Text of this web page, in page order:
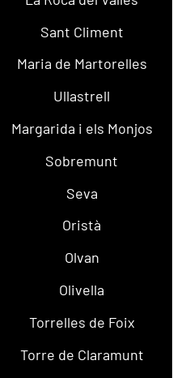
Sant Climent
Maria de Martorelles
Ullastrell
Margarida i els Monjos
Sobremunt
Seva
Oristà
Olvan
Olivella
Torrelles de Foix
Torre de Claramunt